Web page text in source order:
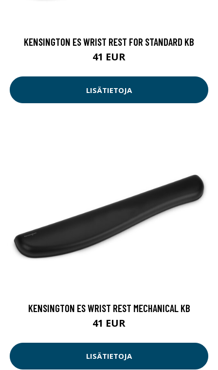
KENSINGTON ES WRIST REST FOR STANDARD KB
41 EUR
LISÄTIETOJA
KENSINGTON ES WRIST REST MECHANICAL KB
41 EUR
LISÄTIETOJA